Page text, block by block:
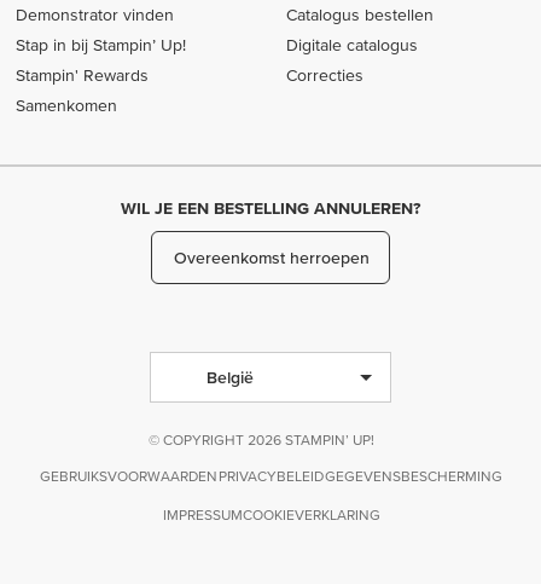
Demonstrator vinden
Stap in bij Stampin’ Up!
Stampin' Rewards
Samenkomen
Catalogus bestellen
Digitale catalogus
Correcties
WIL JE EEN BESTELLING ANNULEREN?
Overeenkomst herroepen
België
© COPYRIGHT 2026 STAMPIN’ UP!
GEBRUIKSVOORWAARDEN PRIVACYBELEIDGEGEVENSBESCHERMING
IMPRESSUMCOOKIEVERKLARING